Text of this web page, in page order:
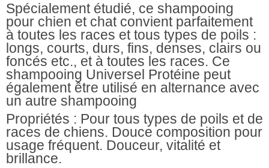
Spécialement étudié, ce shampooing
pour chien et chatconvient parfaitement
à toutes les races et tous types de poils :
longs, courts, durs, fins, denses, clairs ou
foncés etc., et à toutes les races. Ce
shampooing Universel Protéine peut
également être utilisé en alternance avec
un autre shampooing
Propriétés : Pour tous types de poils et de
races de chiens. Douce composition pour
usage fréquent. Douceur, vitalité et
brillance.